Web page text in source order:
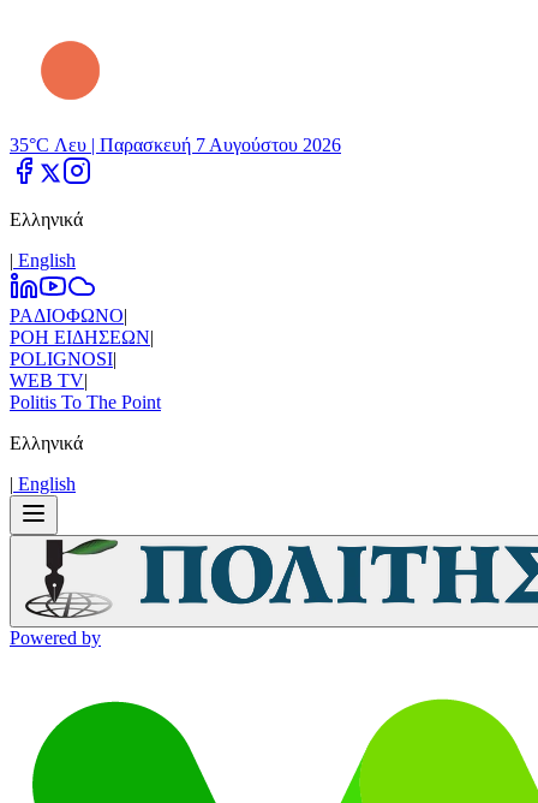
35°C Λευ | Παρασκευή 7 Αυγούστου 2026
Ελληνικά
| Εnglish
ΡΑΔΙΟΦΩΝΟ|
ΡΟΗ ΕΙΔΗΣΕΩΝ|
POLIGNOSI|
WEB TV|
Politis To The Point
Ελληνικά
| Εnglish
Powered by